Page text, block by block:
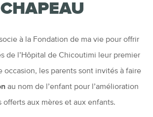
CHAPEAU
à la Fondation de ma vie pour offrir
de l’Hôpital de Chicoutimi leur premier
occasion, les parents sont invités à faire
au nom de l’enfant pour l’amélioration
offerts aux mères et aux enfants.